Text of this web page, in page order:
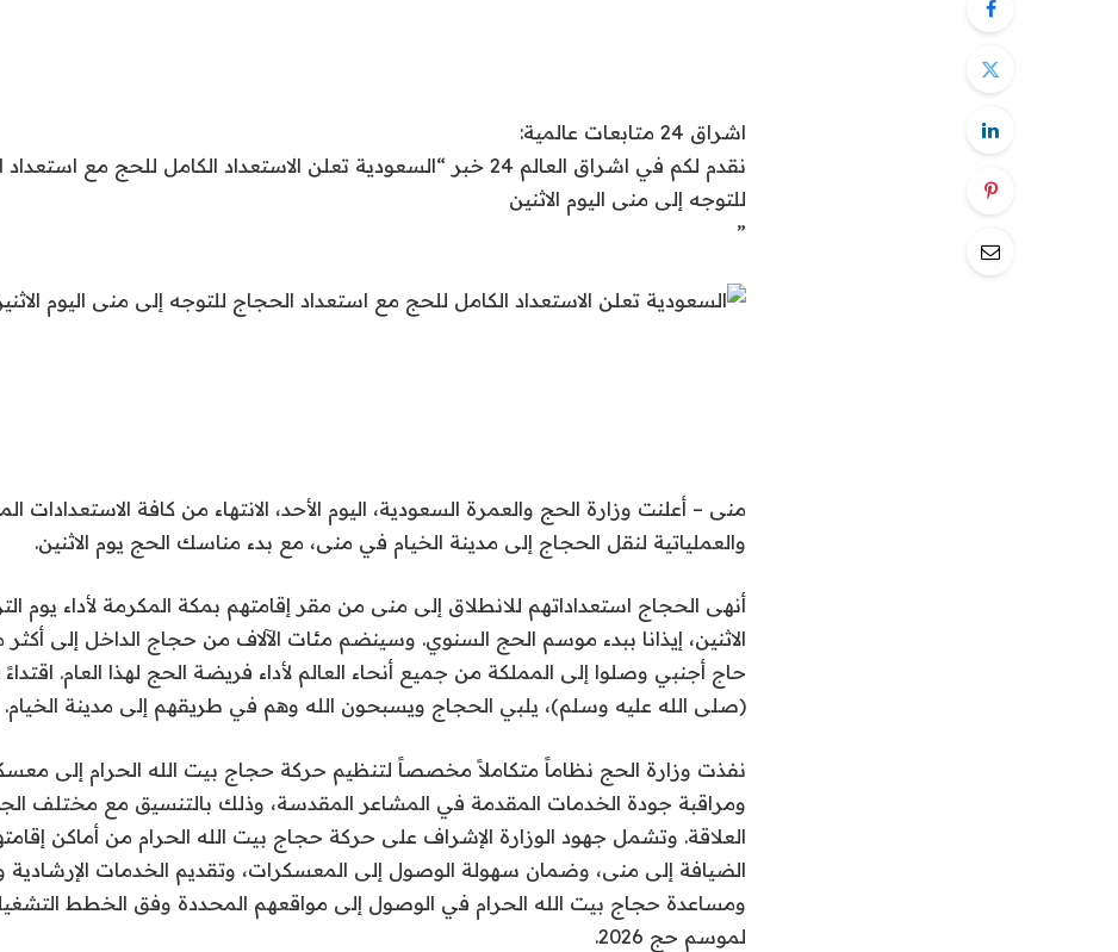
اشراق 24 متابعات عالمية:
نقدم لكم في اشراق العالم 24 خبر “السعودية تعلن الاستعداد الكامل للحج مع
للتوجه إلى منى اليوم الاثنين
”
منى – أعلنت وزارة الحج والعمرة السعودية، اليوم الأحد، الانتهاء من كافة الاستعدادات
والعملياتية لنقل الحجاج إلى مدينة الخيام في منى، مع بدء مناسك الحج يوم الاثنين.
أنهى الحجاج استعداداتهم للانطلاق إلى منى من مقر إقامتهم بمكة المكرمة لأداء يوم
حاج أجنبي وصلوا إلى المملكة من جميع أنحاء العالم لأداء فريضة الحج لهذا العام.
(صلى الله عليه وسلم)، يلبي الحجاج ويسبحون الله وهم في طريقهم إلى مدينة الخيام.
نفذت وزارة الحج نظاماً متكاملاً مخصصاً لتنظيم حركة حجاج بيت الله الحرام إلى
ومراقبة جودة الخدمات المقدمة في المشاعر المقدسة، وذلك بالتنسيق مع مختلف
العلاقة. وتشمل جهود الوزارة الإشراف على حركة حجاج بيت الله الحرام من أماكن
الضيافة إلى منى، وضمان سهولة الوصول إلى المعسكرات، وتقديم الخدمات الإرشادية
ومساعدة حجاج بيت الله الحرام في الوصول إلى مواقعهم المحددة وفق الخطط
لموسم حج 2026.